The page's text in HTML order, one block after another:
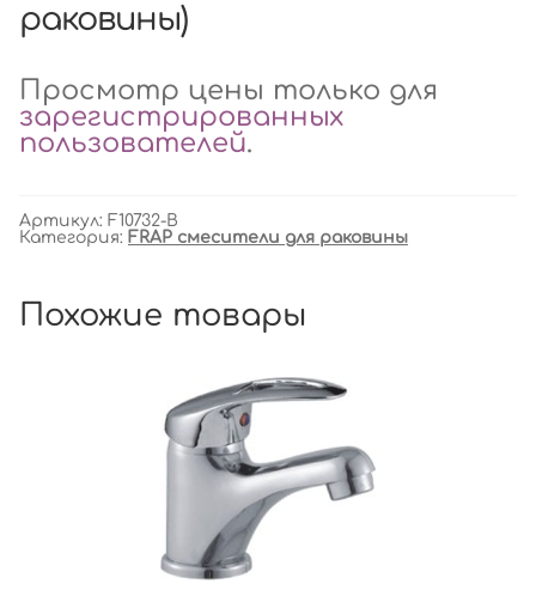
раковины)
Просмотр цены только для
зарегистрированных
пользователей.
Артикул: F10732-B
Категория: FRAP смесители для раковины
Похожие товары